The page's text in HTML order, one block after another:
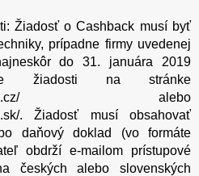
o Cashback musí byť
prípadne firmy uvedenej
do 31. januára 2019
line žiadosti na stránke
alebo
. Žiadosť musí obsahovať
daňový doklad (vo formáte
obdrží e-mailom prístupové
českých alebo slovenských